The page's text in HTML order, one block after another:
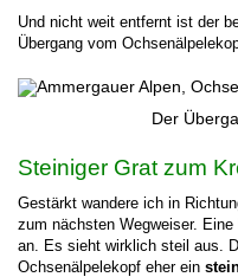
Und nicht weit entfernt ist der
Übergang vom
Der
Steiniger Grat zum
Gestärkt wandere ich in
zum nächsten Wegweiser.
an. Es sieht wirklich steil aus.
Ochsenälpelekopf eher ein